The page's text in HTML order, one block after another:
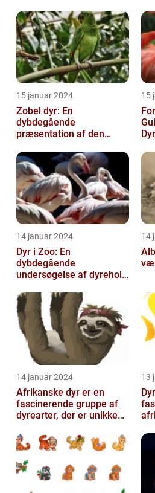
15 januar 2024
Zobel dyr: En
dybdegående
præsentation af den
15
14 januar 2024
Dyr i Zoo: En
dybdegående
undersøgelse af dyrehold
14
14 januar 2024
Afrikanske dyr er en
fascinerende gruppe af
dyrearter, der er unikke
kontinent
13